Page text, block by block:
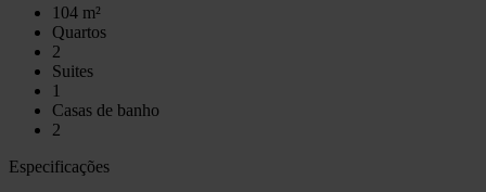
104 m²
Quartos
2
Suites
1
Casas de banho
2
Especificações